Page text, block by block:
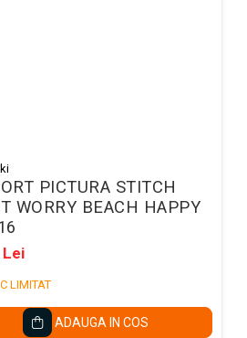
PICTURA STITCH
WORRY BEACH HAPPY
Lei
LIMITAT
ADAUGA IN COS